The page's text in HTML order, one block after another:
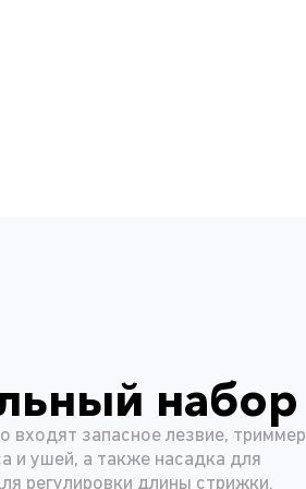
набор
входят запасное лезвие, триммер
и ушей, а также насадка для
регулировки длины стрижки.